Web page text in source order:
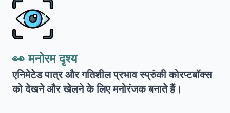
👀 मनोरम दृश्य
एनिमेटेड पात्र और गतिशील प्रभाव स्प्रुंकी कोरप्टबॉक्स
को देखने और खेलने के लिए मनोरंजक बनाते हैं।